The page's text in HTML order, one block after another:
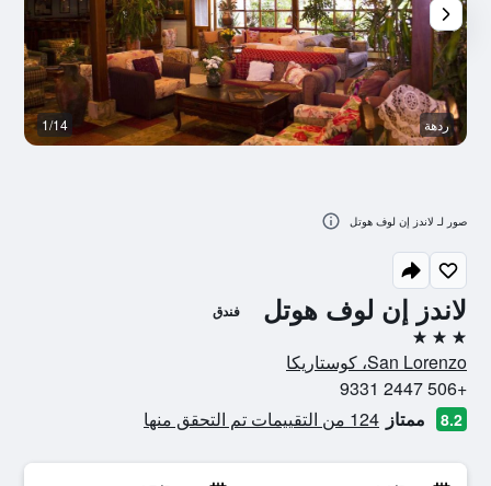
لاندز إن لوف هوتل فندق
3 نجوم
San Lorenzo، كوستاريكا
+506 2447 9331
8.2 ممتاز 124 من التقييمات تم التحقق منها
ردهة 1/14
صور لـ لاندز إن لوف هوتل